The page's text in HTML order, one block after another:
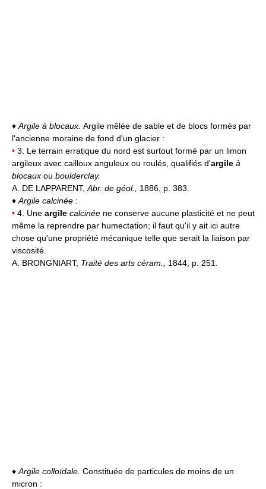
♦ Argile à blocaux. Argile mêlée de sable et de blocs formés par
l'ancienne moraine de fond d'un glacier :
• 3. Le terrain erratique du nord est surtout formé par un limon
argileux avec cailloux anguleux ou roulés, qualifiés d'argile à
blocaux ou boulderclay.
A. DE LAPPARENT, Abr. de géol., 1886, p. 383.
♦ Argile calcinée :
• 4. Une argile calcinée ne conserve aucune plasticité et ne peut
même la reprendre par humectation; il faut qu'il y ait ici autre
chose qu'une propriété mécanique telle que serait la liaison par
viscosité.
A. BRONGNIART, Traité des arts céram., 1844, p. 251.
♦ Argile colloïdale. Constituée de particules de moins de un
micron :